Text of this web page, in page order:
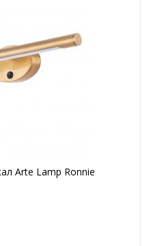
Arte Lamp Ronnie